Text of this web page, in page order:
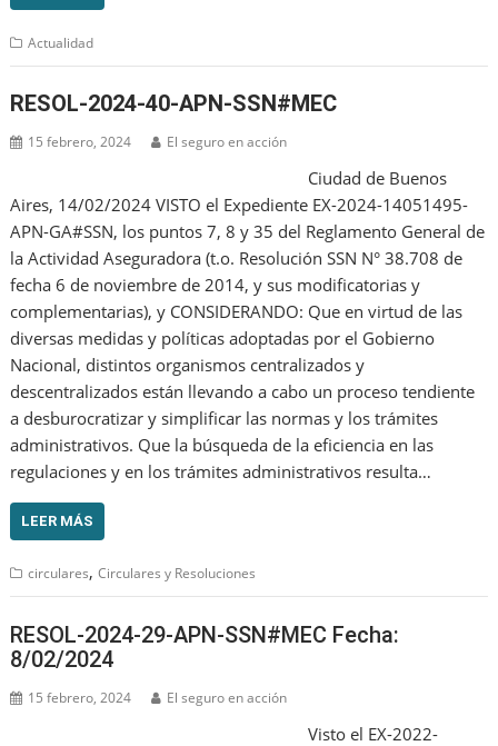
Actualidad
RESOL-2024-40-APN-SSN#MEC
15 febrero, 2024 El seguro en acción
Ciudad de Buenos
Aires, 14/02/2024 VISTO el Expediente EX-2024-14051495-
APN-GA#SSN, los puntos 7, 8 y 35 del Reglamento General de
la Actividad Aseguradora (t.o. Resolución SSN N° 38.708 de
fecha 6 de noviembre de 2014, y sus modificatorias y
complementarias), y CONSIDERANDO: Que en virtud de las
diversas medidas y políticas adoptadas por el Gobierno
Nacional, distintos organismos centralizados y
descentralizados están llevando a cabo un proceso tendiente
a desburocratizar y simplificar las normas y los trámites
administrativos. Que la búsqueda de la eficiencia en las
regulaciones y en los trámites administrativos resulta…
LEER MÁS
circulares,Circulares y Resoluciones
RESOL-2024-29-APN-SSN#MEC Fecha:
8/02/2024
15 febrero, 2024 El seguro en acción
Visto el EX-2022-